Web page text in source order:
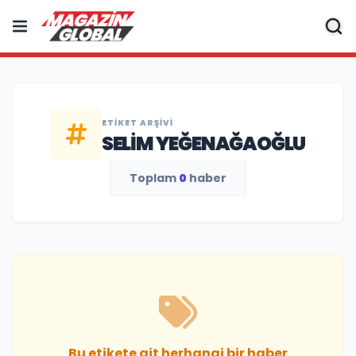
ETIKET ARŞIVI
SELIM YEĞENAĞAOĞLU
Toplam 0 haber